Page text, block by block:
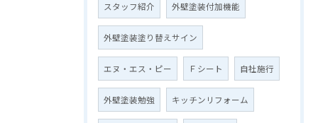
スタッフ紹介 外壁塗装付加機能
外壁塗装塗り替えサイン
エヌ・エス・ピー Ｆシート 自社施行
外壁塗装勉強 キッチンリフォーム